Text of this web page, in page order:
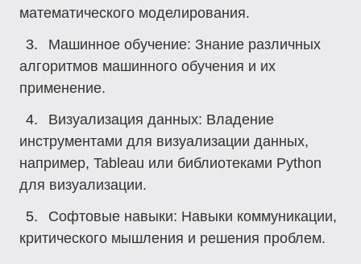
математического моделирования.
Машинное обучение: Знание различных
алгоритмов машинного обучения и их
применение.
Визуализация данных: Владение
инструментами для визуализации данных,
например, Tableau или библиотеками Python
для визуализации.
Софтовые навыки: Навыки коммуникации,
критического мышления и решения проблем.